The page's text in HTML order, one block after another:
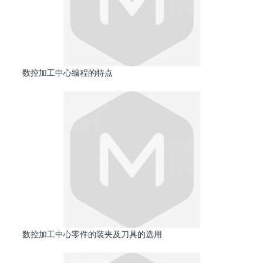
数控加工中心编程的特点
数控加工中心零件的装夹及刀具的选用